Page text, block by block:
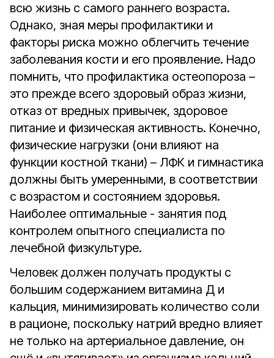
всю жизнь с самого раннего возраста.
Однако, зная меры профилактики и
факторы риска можно облегчить течение
заболевания кости и его проявление. Надо
помнить, что профилактика остеопороза –
это прежде всего здоровый образ жизни,
отказ от вредных привычек, здоровое
питание и физическая активность. Конечно,
физические нагрузки (они влияют на
функции костной ткани) – ЛФК и гимнастика
должны быть умеренными, в соответствии
с возрастом и состоянием здоровья.
Наиболее оптимальные - занятия под
контролем опытного специалиста по
лечебной физкультуре.
Человек должен получать продукты с
большим содержанием витамина Д и
кальция, минимизировать количество соли
в рационе, поскольку натрий вредно влияет
не только на артериальное давление, он